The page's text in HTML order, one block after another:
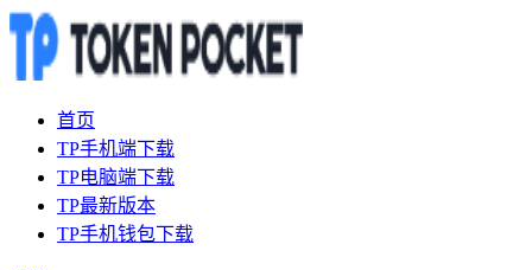
首页
TP手机端下载
TP电脑端下载
TP最新版本
TP手机钱包下载